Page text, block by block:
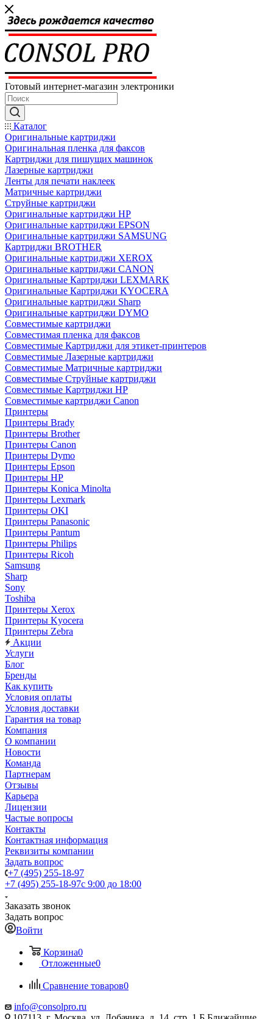
Готовый интернет-магазин электроники
Каталог
Оригинальные картриджи
Оригинальная пленка для факсов
Картриджи для пишущих машинок
Лазерные картриджи
Ленты для печати наклеек
Матричные картриджи
Струйные картриджи
Оригинальные картриджи HP
Оригинальные картриджи EPSON
Оригинальные картриджи SAMSUNG
Картриджи BROTHER
Оригинальные картриджи XEROX
Оригинальные картриджи CANON
Оригинальные Картриджи LEXMARK
Оригинальные Картриджи KYOCERA
Оригинальные картриджи Sharp
Оригинальные картриджи DYMO
Совместимые картриджи
Совместимая пленка для факсов
Совместимые Картриджи для этикет-принтеров
Совместимые Лазерные картриджи
Совместимые Матричные картриджи
Совместимые Струйные картриджи
Совместимые Картриджи HP
Совместимые картриджи Canon
Принтеры
Принтеры Brady
Принтеры Brother
Принтеры Canon
Принтеры Dymo
Принтеры Epson
Принтеры HP
Принтеры Konica Minolta
Принтеры Lexmark
Принтеры OKI
Принтеры Panasonic
Принтеры Pantum
Принтеры Philips
Принтеры Ricoh
Samsung
Sharp
Sony
Toshiba
Принтеры Xerox
Принтеры Kyocera
Принтеры Zebra
Акции
Услуги
Блог
Бренды
Как купить
Условия оплаты
Условия доставки
Гарантия на товар
Компания
О компании
Новости
Команда
Партнерам
Отзывы
Карьера
Лицензии
Частые вопросы
Контакты
Контактная информация
Реквизиты компании
Задать вопрос
+7 (495) 255-18-97
+7 (495) 255-18-97с 9:00 до 18:00
Заказать звонок
Задать вопрос
Войти
Корзина0
Отложенные0
Сравнение товаров0
info@consolpro.ru